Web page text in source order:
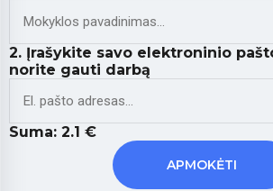
2. Įrašykite savo elektroninio
norite gauti darbą
Suma: 2.1 €